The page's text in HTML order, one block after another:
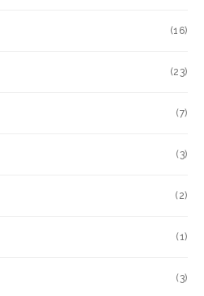
(16)
(23)
(7)
(3)
(2)
(1)
(3)